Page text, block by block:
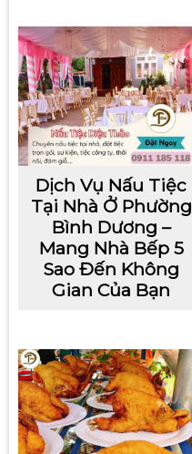
Dịch Vụ Nấu Tiệc
Tại Nhà Ở Phường
Bình Dương –
Mang Nhà Bếp 5
Sao Đến Không
Gian Của Bạn